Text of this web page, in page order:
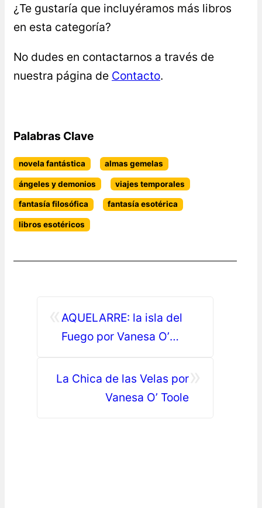
¿Te gustaría que incluyéramos más libros
en esta categoría?
No dudes en contactarnos a través de
nuestra página de Contacto.
Palabras Clave
novela fantástica almas gemelas
ángeles y demonios viajes temporales
fantasía filosófica fantasía esotérica
libros esotéricos
AQUELARRE: la isla del
Fuego por Vanesa O’
Bertonatti
La Chica de las Velas por
Vanesa O’ Toole